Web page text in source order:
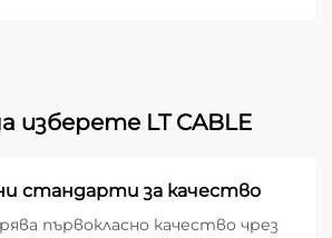
изберете LT CABLE
стандарти за качество
първокласно качество чрез